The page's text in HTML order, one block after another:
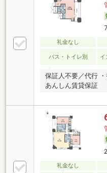
礼金なし
バス・トイレ別 イ
保証人不要／代行
あんしん賃貸保証
礼金なし